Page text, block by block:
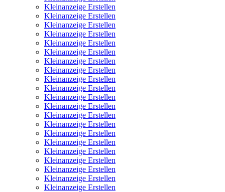
Kleinanzeige Erstellen
Kleinanzeige Erstellen
Kleinanzeige Erstellen
Kleinanzeige Erstellen
Kleinanzeige Erstellen
Kleinanzeige Erstellen
Kleinanzeige Erstellen
Kleinanzeige Erstellen
Kleinanzeige Erstellen
Kleinanzeige Erstellen
Kleinanzeige Erstellen
Kleinanzeige Erstellen
Kleinanzeige Erstellen
Kleinanzeige Erstellen
Kleinanzeige Erstellen
Kleinanzeige Erstellen
Kleinanzeige Erstellen
Kleinanzeige Erstellen
Kleinanzeige Erstellen
Kleinanzeige Erstellen
Kleinanzeige Erstellen